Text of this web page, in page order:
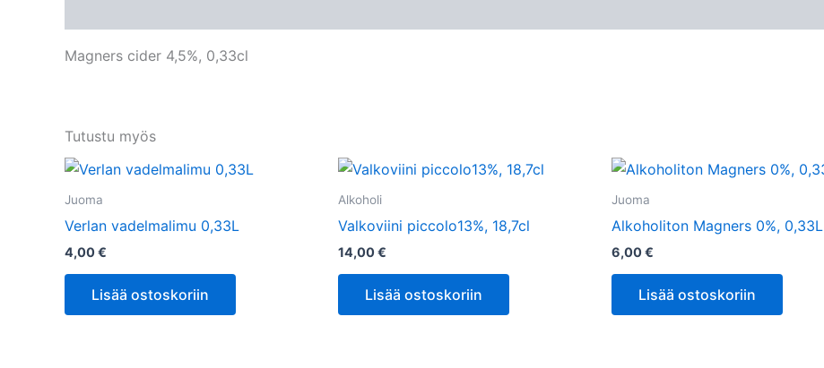
Magners cider 4,5%, 0,33cl
Tutustu myös
Juoma
Verlan vadelmalimu 0,33L
4,00€
Lisää ostoskoriin
Alkoholi
Valkoviini piccolo13%, 18,7cl
14,00€
Lisää ostoskoriin
Juoma
Alkoholiton Magners 0%, 0,33L
6,00€
Lisää ostoskoriin